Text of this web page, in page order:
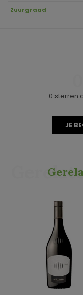
Zuurgraad
0 sterren
JE